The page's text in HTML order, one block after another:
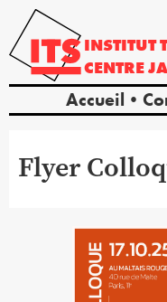
INSTITUT
CENTRE
Accueil
Flyer